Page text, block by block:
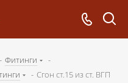
- Фитинги
-
- Сгон ст.15 из ст. ВГП